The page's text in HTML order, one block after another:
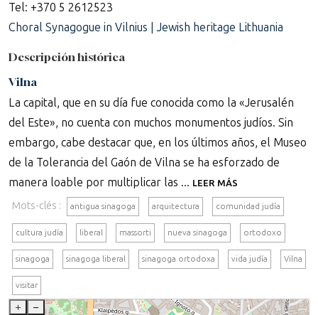
Tel: +370 5 2612523
Choral Synagogue in Vilnius | Jewish heritage Lithuania
Descripción histórica
Vilna
La capital, que en su día fue conocida como la «Jerusalén
del Este», no cuenta con muchos monumentos judíos. Sin
embargo, cabe destacar que, en los últimos años, el Museo
de la Tolerancia del Gaón de Vilna se ha esforzado de
manera loable por multiplicar las ... LEER MÁS
Mots-clés : antigua sinagoga arquitectura comunidad judía
cultura judía liberal massorti nueva sinagoga ortodoxo
sinagoga sinagoga liberal sinagoga ortodoxa vida judía Vilna
visitar
+
–